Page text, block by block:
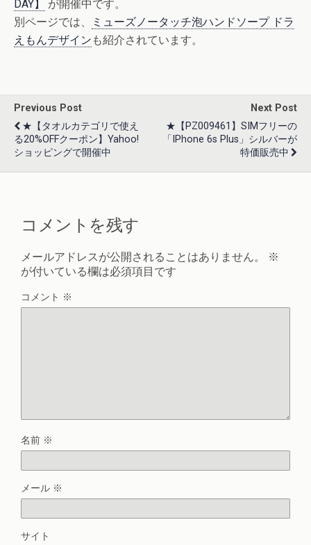
DAY】
が開催中です。
別ページでは、
ミューズノータッチ泡ハンドソープ ドラ
えもんデザイン も紹介されています。
Previous Post
★【タオルカテゴリで使え
る20%OFFクーポン】Yahoo!
ショッピングで開催中
Next Post
★【PZ009461】SIMフリーの
「iPhone 6s Plus」シルバーが
特価販売中
コメントを残す
メールアドレスが公開されることはありません。
※
が付いている欄は必須項目です
コメント ※
名前 ※
メール ※
サイト